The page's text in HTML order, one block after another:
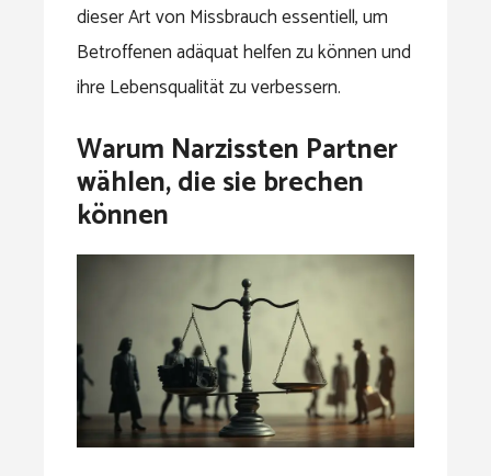
dieser Art von Missbrauch essentiell, um
Betroffenen adäquat helfen zu können und
ihre Lebensqualität zu verbessern.
Warum Narzissten Partner
wählen, die sie brechen
können